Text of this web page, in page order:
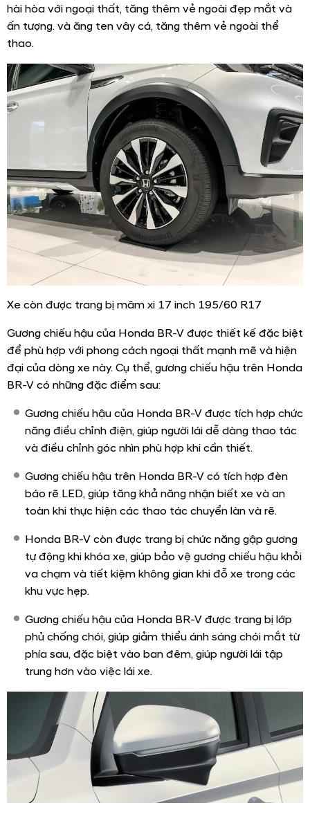
hài hòa với ngoại thất, tăng thêm vẻ ngoài đẹp mắt và
ấn tượng. và ăng ten vây cá, tăng thêm vẻ ngoài thể
thao.
Xe còn được trang bị mâm xi 17 inch 195/60 R17
Gương chiếu hậu của Honda BR-V được thiết kế đặc biệt
để phù hợp với phong cách ngoại thất mạnh mẽ và hiện
đại của dòng xe này. Cụ thể, gương chiếu hậu trên Honda
BR-V có những đặc điểm sau:
Gương chiếu hậu của Honda BR-V được tích hợp chức
năng điều chỉnh điện, giúp người lái dễ dàng thao tác
và điều chỉnh góc nhìn phù hợp khi cần thiết.
Gương chiếu hậu trên Honda BR-V có tích hợp đèn
báo rẽ LED, giúp tăng khả năng nhận biết xe và an
toàn khi thực hiện các thao tác chuyển làn và rẽ.
Honda BR-V còn được trang bị chức năng gập gương
tự động khi khóa xe, giúp bảo vệ gương chiếu hậu khỏi
va chạm và tiết kiệm không gian khi đỗ xe trong các
khu vực hẹp.
Gương chiếu hậu của Honda BR-V được trang bị lớp
phủ chống chói, giúp giảm thiểu ánh sáng chói mắt từ
phía sau, đặc biệt vào ban đêm, giúp người lái tập
trung hơn vào việc lái xe.